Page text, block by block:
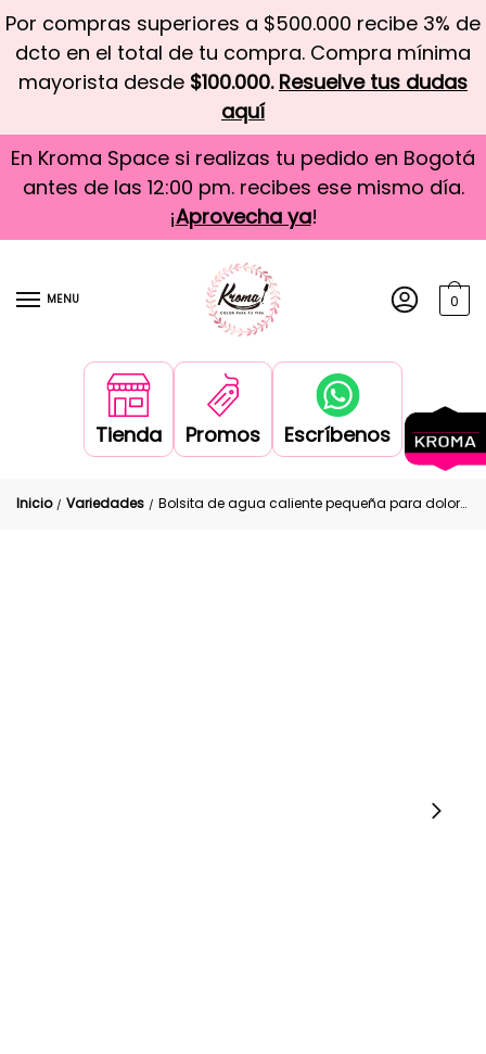
Por compras superiores a $500.000 recibe 3% de
dcto en el total de tu compra. Compra mínima
mayorista desde $100.000. Resuelve tus dudas
aquí
En Kroma Space si realizas tu pedido en Bogotá
antes de las 12:00 pm. recibes ese mismo día.
¡Aprovecha ya!
MENU 0
Tienda Promos Escríbenos
Inicio / Variedades / Bolsita de agua caliente pequeña para dolores musculares